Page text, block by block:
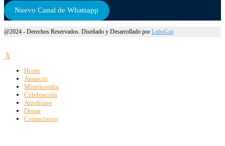
Nuevo Canal de Whatsapp
@2024 - Derechos Reservados. Diseñado y Desarrollado por LoboGut
Home
Anuncio
Misericordia
Celebración
Arzobispo
Donar
Contactanos